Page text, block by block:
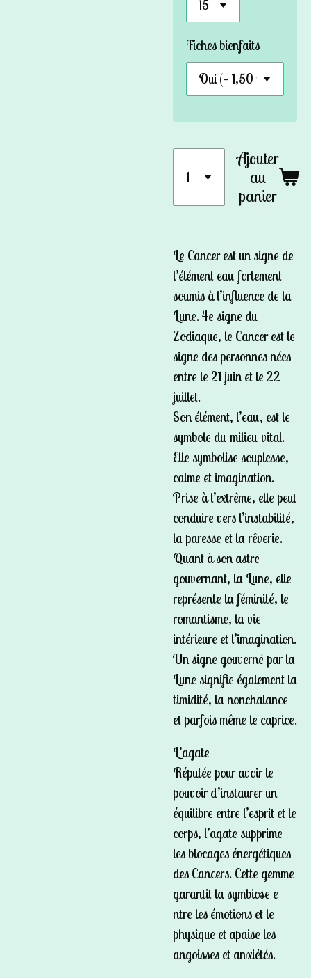
Fiches bienfaits
Ajouter
au
panier
Le Cancer est un signe de
l’élément eau fortement
soumis à l’influence de la
Lune. 4e signe du
Zodiaque, le Cancer est le
signe des personnes nées
entre le 21 juin et le 22
juillet.
Son élément, l’eau, est le
symbole du milieu vital.
Elle symbolise souplesse,
calme et imagination.
Prise à l’extrême, elle peut
conduire vers l’instabilité,
la paresse et la rêverie.
Quant à son astre
gouvernant, la Lune, elle
représente la féminité, le
romantisme, la vie
intérieure et l’imagination.
Un signe gouverné par la
Lune signifie également la
timidité, la nonchalance
et parfois même le caprice.
L’agate
Réputée pour avoir le
pouvoir d’instaurer un
équilibre entre l’esprit et le
corps, l’agate supprime
les blocages énergétiques
des Cancers. Cette gemme
garantit la symbiose e
ntre les émotions et le
physique et apaise les
angoisses et anxiétés.